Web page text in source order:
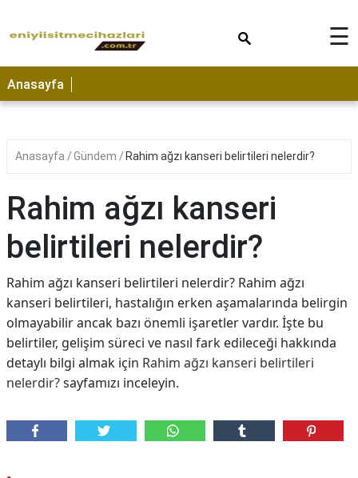
☰
Anasayfa
Anasayfa Gündem Rahim ağzı kanseri belirtileri nelerdir?
Rahim ağzı kanseri
belirtileri nelerdir?
Rahim ağzı kanseri belirtileri nelerdir? Rahim ağzı
kanseri belirtileri, hastalığın erken aşamalarında belirgin
olmayabilir ancak bazı önemli işaretler vardır. İşte bu
belirtiler, gelişim süreci ve nasıl fark edileceği hakkında
detaylı bilgi almak için Rahim ağzı kanseri belirtileri
nelerdir?sayfamızı inceleyin.